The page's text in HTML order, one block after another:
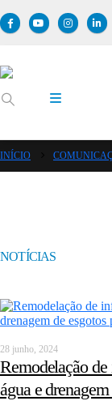
INÍCIO
NOTÍCIAS
28 junho, 2024
Remodelação de
água e